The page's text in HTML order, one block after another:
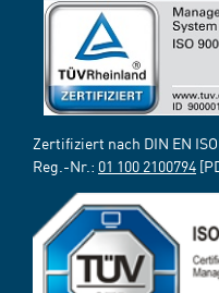
Zertifiziert nach DIN EN
Reg.-Nr.: 01 100 2100794